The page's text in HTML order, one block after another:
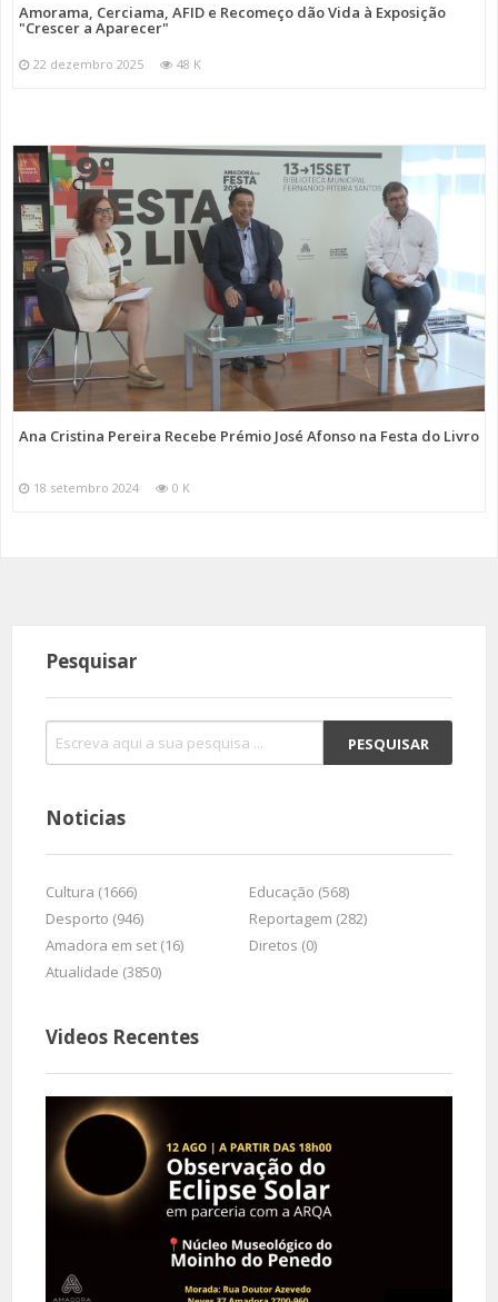
Amorama, Cerciama, AFID e Recomeço dão Vida à Exposição
"Crescer a Aparecer"
22 dezembro 2025 48 K
Ana Cristina Pereira Recebe Prémio José Afonso na Festa do Livro
18 setembro 2024 0 K
Pesquisar
Noticias
Cultura (1666)
Educação (568)
Desporto (946)
Reportagem (282)
Amadora em set (16)
Diretos (0)
Atualidade (3850)
Videos Recentes